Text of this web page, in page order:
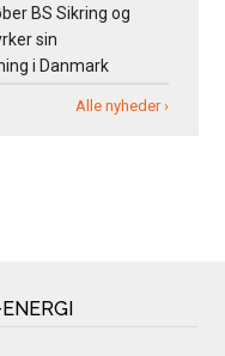
BS Sikring og
sin
i Danmark
Alle nyheder ›